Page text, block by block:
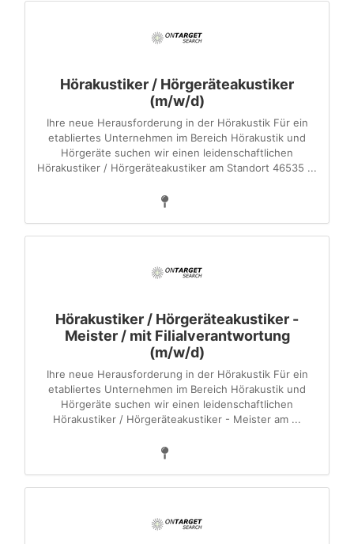
Hörakustiker / Hörgeräteakustiker
(m/w/d)
Ihre neue Herausforderung in der Hörakustik Für ein
etabliertes Unternehmen im Bereich Hörakustik und
Hörgeräte suchen wir einen leidenschaftlichen
Hörakustiker / Hörgeräteakustiker am Standort 46535 ...
Hörakustiker / Hörgeräteakustiker -
Meister / mit Filialverantwortung
(m/w/d)
Ihre neue Herausforderung in der Hörakustik Für ein
etabliertes Unternehmen im Bereich Hörakustik und
Hörgeräte suchen wir einen leidenschaftlichen
Hörakustiker / Hörgeräteakustiker - Meister am ...